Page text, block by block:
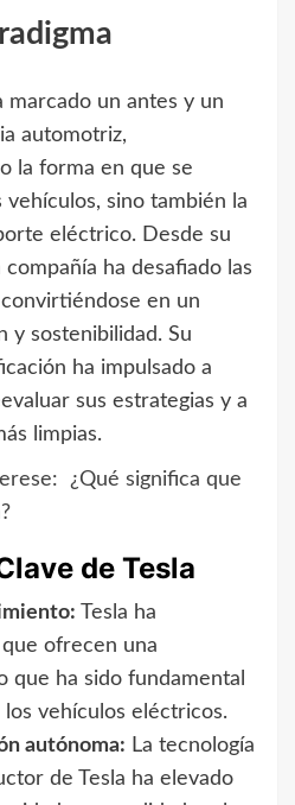
marcado un antes y un
automotriz,
la forma en que se
sino también la
eléctrico. Desde su
ha desafiado las
en un
y sostenibilidad. Su
ha impulsado a
sus estrategias y a
limpias.
¿Qué significa que
de Tesla
Tesla ha
ofrecen una
que ha sido fundamental
vehículos eléctricos.
autónoma: La tecnología
de Tesla ha elevado